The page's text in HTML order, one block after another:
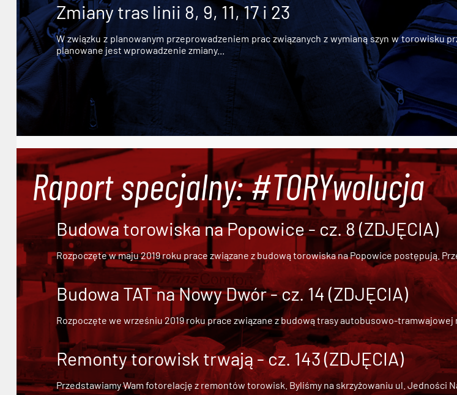
Zmiany tras linii 8, 9, 11, 17 i 23
W związku z planowanym przeprowadzeniem prac związanych z wymianą szyn w torowisku
planowane jest wprowadzenie zmiany...
Raport specjalny: #TORYwolucja
Budowa torowiska na Popowice - cz. 8 (ZDJĘCIA)
Rozpoczęte w maju 2019 roku prace związane z budową torowiska na Popowice postępują.
Budowa TAT na Nowy Dwór - cz. 14 (ZDJĘCIA)
Rozpoczęte we wrześniu 2019 roku prace związane zbudową trasy autobusowo-tramwajowej
Remonty torowisk trwają - cz. 143 (ZDJĘCIA)
Przedstawiamy Wam fotorelację z remontów torowisk. Byliśmy na skrzyżowaniu ul. Jedności